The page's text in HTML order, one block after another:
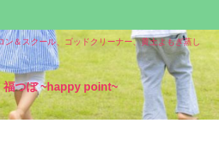
ン＆スクール、ゴッドクリーナー、黄土よもぎ蒸し
福つぼ ~happy point~